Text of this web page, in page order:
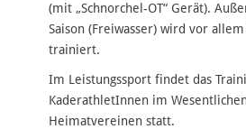
(mit „Schnorchel-OT“ Gerät).
Saison (Freiwasser) wird vor
trainiert.
Im Leistungssport findet das
KaderathletInnen im
Heimatvereinen statt.